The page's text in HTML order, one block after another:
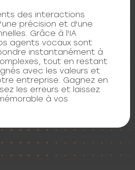
des interactions
précision et d'une
Grâce à l'IA
agents vocaux sont
instantanément à
tout en restant
avec les valeurs et
entreprise. Gagnez en
les erreurs et laissez
à vos